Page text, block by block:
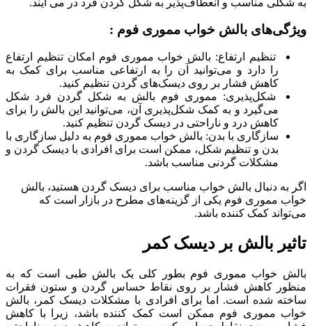
به شکلی مناسب و انعطاف‌پذیر به شکل گردن فرد در می آیند.
ویژگی‌های بالش خواب مموری فوم :
تنظیم ارتفاع: بالش خواب مموری فوم امکان تنظیم ارتفاع
را دارد و می‌توانید آن را به ارتفاعی مناسب برای کمک به
کاهش فشار بر روی دیسک‌های گردن تنظیم کنید.
شکل‌پذیری: مموری فوم بالش به شکل گردن فرد شکل
می‌گیرد و به کمک شکل‌پذیری آن، می‌توانید این بالش را برای
کاهش درد و ناراحتی در دیسک گردن تنظیم کنید.
سازگاری با بدن: بالش خواب مموری فوم به دلیل سازگاری با
بدن و تنظیم شکل، ممکن است برای افرادی با دیسک گردن و
مشکلات گردنی مناسب باشد.
اگر به دنبال بالش خواب مناسب برای دیسک گردن هستید، بالش
خواب مموری فوم یکی از گزینه‌های مطرح در بازار است که
می‌تواند کمک کننده باشد.
تاثیر بالش بر دیسک کمر
بالش خواب مموری فوم بطور کلی یک بالش طبی است که به
منظور کاهش فشار بر روی نقاط حساس گردن و ستون فقرات
ساخته شده است. اما برای افرادی با مشکلات دیسک کمر، بالش
خواب مموری فوم ممکن است کمک کننده باشد، زیرا با کاهش